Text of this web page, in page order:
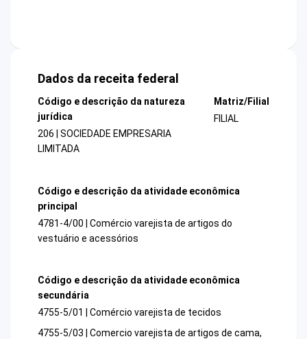
Dados da receita federal
Código e descrição da natureza
jurídica
206 | SOCIEDADE EMPRESARIA
LIMITADA
Matriz/Filial
FILIAL
Código e descrição da atividade econômica
principal
4781-4/00 | Comércio varejista de artigos do
vestuário e acessórios
Código e descrição da atividade econômica
secundária
4755-5/01 | Comércio varejista de tecidos
4755-5/03 | Comercio varejista de artigos de cama,